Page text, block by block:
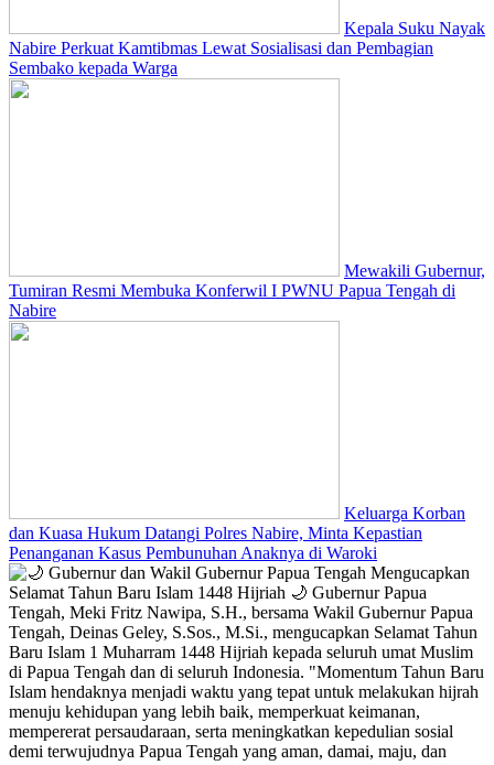
Kepala Suku Nayak
Nabire Perkuat Kamtibmas Lewat Sosialisasi dan Pembagian
Sembako kepada Warga
Mewakili Gubernur,
Tumiran Resmi Membuka Konferwil I PWNU Papua Tengah di
Nabire
Keluarga Korban
dan Kuasa Hukum Datangi Polres Nabire, Minta Kepastian
Penanganan Kasus Pembunuhan Anaknya di Waroki